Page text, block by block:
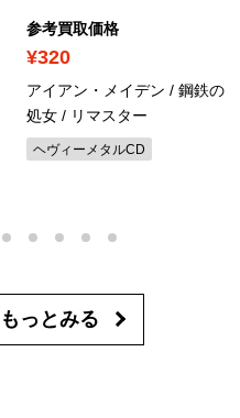
参考買取価格
¥320
アイアン・メイデン / 鋼鉄の
処女 / リマスター
ヘヴィーメタルCD
もっとみる